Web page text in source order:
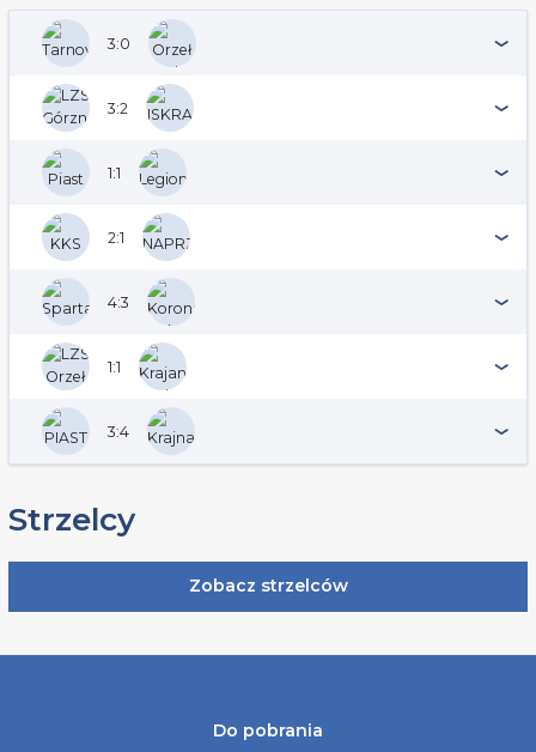
3:0
3:2
1:1
2:1
4:3
1:1
3:4
Strzelcy
Zobacz strzelców
Do pobrania